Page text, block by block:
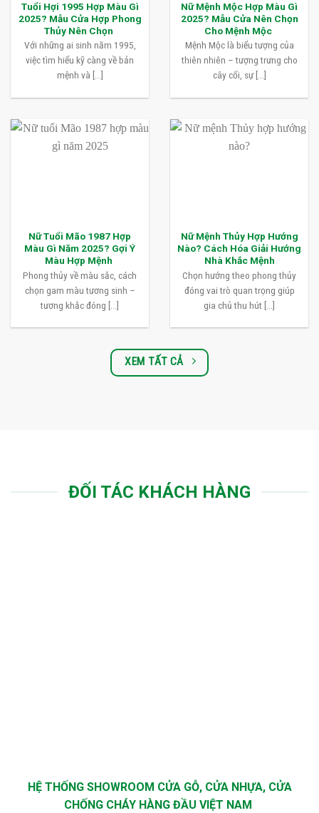
Tuổi Hợi 1995 Hợp Màu Gì
2025? Mẫu Cửa Hợp Phong
Thủy Nên Chọn
Với những ai sinh năm 1995,
việc tìm hiểu kỹ càng về bản
mệnh và [...]
Nữ Mệnh Mộc Hợp Màu Gì
2025? Mẫu Cửa Nên Chọn
Cho Mệnh Mộc
Mệnh Mộc là biểu tượng của
thiên nhiên – tượng trưng cho
cây cối, sự [...]
Nữ Tuổi Mão 1987 Hợp
Màu Gì Năm 2025? Gợi Ý
Màu Hợp Mệnh
Phong thủy về màu sắc, cách
chọn gam màu tương sinh –
tương khắc đóng [...]
Nữ Mệnh Thủy Hợp Hướng
Nào? Cách Hóa Giải Hướng
Nhà Khắc Mệnh
Chọn hướng theo phong thủy
đóng vai trò quan trọng giúp
gia chủ thu hút [...]
XEM TẤT CẢ
ĐỐI TÁC KHÁCH HÀNG
HỆ THỐNG SHOWROOM CỬA GỖ, CỬA NHỰA, CỬA
CHỐNG CHÁY HÀNG ĐẦU VIỆT NAM